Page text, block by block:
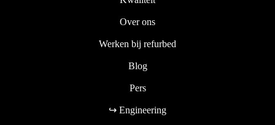
Over ons
Werken bij refurbed
Blog
Pers
↪ Engineering